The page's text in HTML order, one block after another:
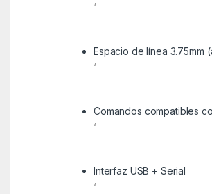
‘
Espacio de línea 3.75mm
‘
Comandos compatibles
‘
Interfaz USB + Serial
‘